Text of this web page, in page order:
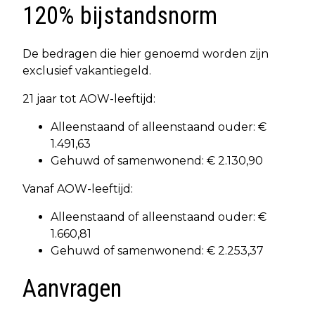
120% bijstandsnorm
De bedragen die hier genoemd worden zijn
exclusief vakantiegeld.
21 jaar tot AOW-leeftijd:
Alleenstaand of alleenstaand ouder: €
1.491,63
Gehuwd of samenwonend: € 2.130,90
Vanaf AOW-leeftijd:
Alleenstaand of alleenstaand ouder: €
1.660,81
Gehuwd of samenwonend: € 2.253,37
Aanvragen